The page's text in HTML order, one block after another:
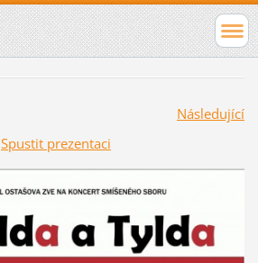
Následující
Spustit prezentaci